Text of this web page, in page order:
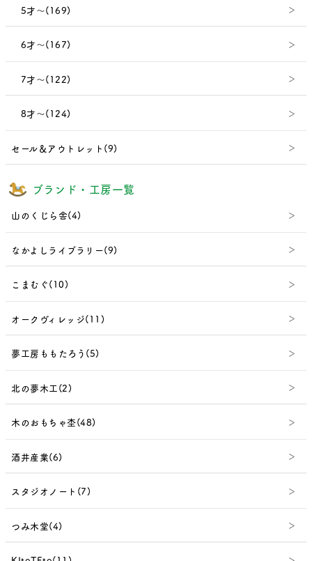
5才～(169)
6才～(167)
7才～(122)
8才～(124)
セール＆アウトレット(9)
ブランド・工房一覧
山のくじら舎(4)
なかよしライブラリー(9)
こまむぐ(10)
オークヴィレッジ(11)
夢工房ももたろう(5)
北の夢木工(2)
木のおもちゃ杢(48)
酒井産業(6)
スタジオノート(7)
つみ木堂(4)